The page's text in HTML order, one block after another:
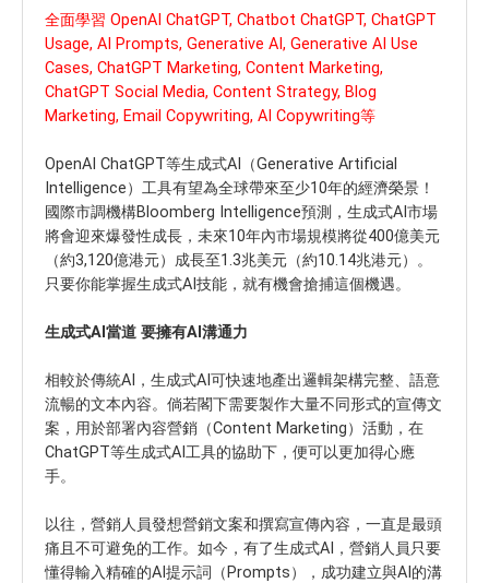
全面學習 OpenAI ChatGPT, Chatbot ChatGPT, ChatGPT
Usage, AI Prompts, Generative AI, Generative AI Use
Cases, ChatGPT Marketing, Content Marketing,
ChatGPT Social Media, Content Strategy, Blog
Marketing, Email Copywriting, AI Copywriting等
OpenAI ChatGPT等生成式AI（Generative Artificial
Intelligence）工具有望為全球帶來至少10年的經濟榮景！
國際市調機構Bloomberg Intelligence預測，生成式AI市場
將會迎來爆發性成長，未來10年內市場規模將從400億美元
（約3,120億港元）成長至1.3兆美元（約10.14兆港元）。
只要你能掌握生成式AI技能，就有機會搶捕這個機遇。
生成式AI當道 要擁有AI溝通力
相較於傳統AI，生成式AI可快速地產出邏輯架構完整、語意
流暢的文本內容。倘若閣下需要製作大量不同形式的宣傳文
案，用於部署內容營銷（Content Marketing）活動，在
ChatGPT等生成式AI工具的協助下，便可以更加得心應
手。
以往，營銷人員發想營銷文案和撰寫宣傳內容，一直是最頭
痛且不可避免的工作。如今，有了生成式AI，營銷人員只要
懂得輸入精確的AI提示詞（Prompts），成功建立與AI的溝